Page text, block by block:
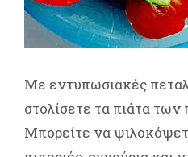
Με εντυπωσιακές
στολίσετε τα πιάτα των
Μπορείτε να